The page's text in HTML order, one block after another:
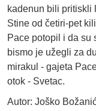
kadenun bili pritiskli
Stine od četiri-pet
Pace potopil i da su
bismo je užegli za
mirakul - gajeta
otok - Svetac.
Autor: Joško